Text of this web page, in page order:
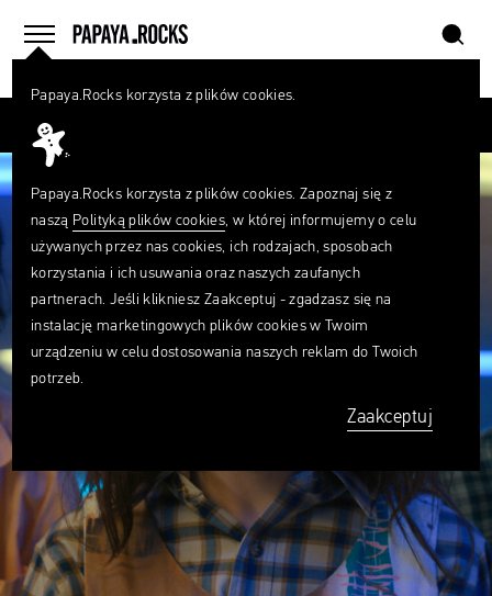
menu
home szukaj
Papaya.Rocks korzysta z plików cookies.
Papaya.Rocks korzysta z plików cookies. Zapoznaj się z
naszą Polityką plików cookies, w której informujemy o celu
używanych przez nas cookies, ich rodzajach, sposobach
korzystania i ich usuwania oraz naszych zaufanych
partnerach. Jeśli klikniesz Zaakceptuj - zgadzasz się na
instalację marketingowych plików cookies w Twoim
urządzeniu w celu dostosowania naszych reklam do Twoich
potrzeb.
Zaakceptuj
Czego
szukasz?